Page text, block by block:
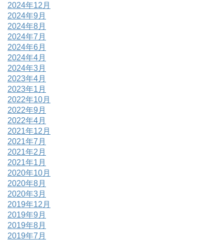
2024年12月
2024年9月
2024年8月
2024年7月
2024年6月
2024年4月
2024年3月
2023年4月
2023年1月
2022年10月
2022年9月
2022年4月
2021年12月
2021年7月
2021年2月
2021年1月
2020年10月
2020年8月
2020年3月
2019年12月
2019年9月
2019年8月
2019年7月